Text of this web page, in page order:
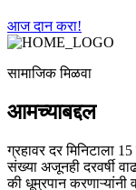
आज दान करा!
सामाजिक मिळवा
आमच्याबद्दल
ग्रहावर दर मिनिटाला
संख्या अजूनही दरवर्षी
की धूम्रपान करणाऱ्यांनी